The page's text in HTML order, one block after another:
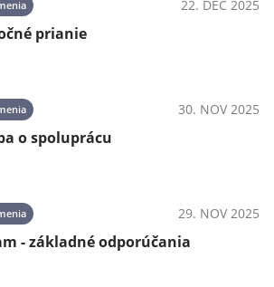
22. DEC 2025
prianie
30. NOV 2025
o spoluprácu
29. NOV 2025
- základné odporúčania